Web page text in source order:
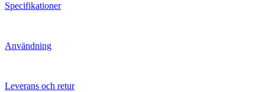
Specifikationer
Användning
Leverans och retur